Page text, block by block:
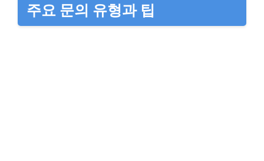
주요 문의 유형과 팁